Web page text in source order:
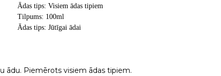
Ādas tips: Visiem ādas tipiem
Tilpums: 100ml
Ādas tips: Jūtīgai ādai
ādu. Piemērots visiem ādas tipiem.